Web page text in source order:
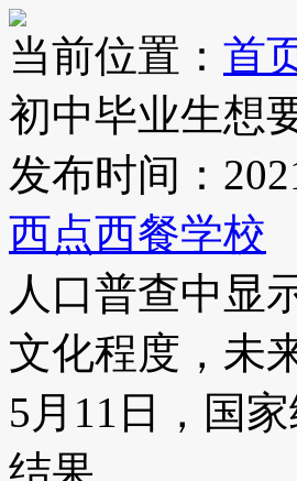
当前位置： 首
初中毕业生想
发布时间：
西点西餐学校
人口普查中显
文化程度，未
5月11日，国